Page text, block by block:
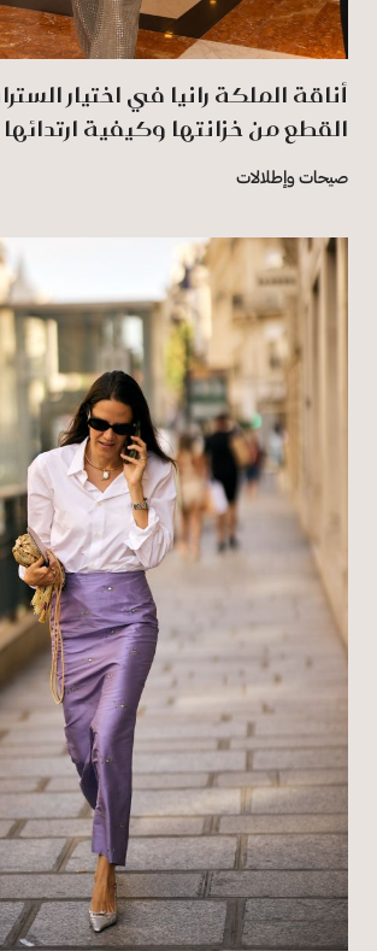
أناقة الملكة رانيا في اختيار
القطع من خزانتها وكيفية ارتدائها
صيحات وإطلالات